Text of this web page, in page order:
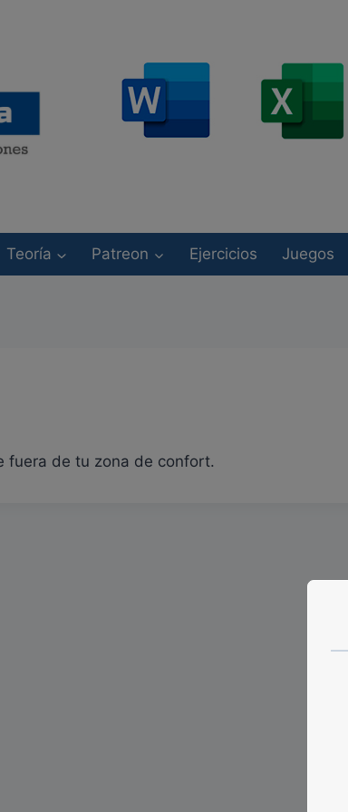
Teoría Patreon Ejercicios Juegos
fuera de tu zona de confort.